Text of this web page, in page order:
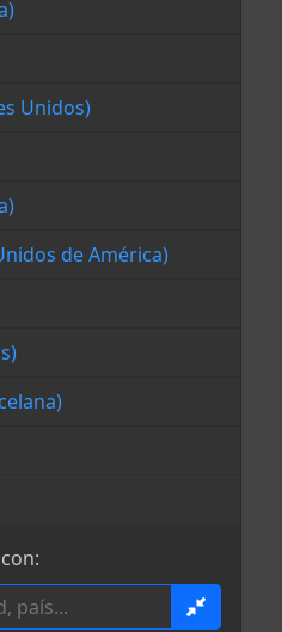
Unidos)
de América)